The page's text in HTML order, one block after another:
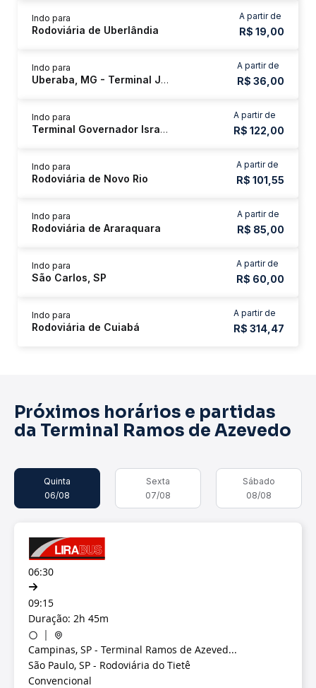
A partir de
R$ 19,00
Indo para
Rodoviária de Uberlândia
A partir de
R$ 36,00
Indo para
Uberaba, MG - Terminal Jurandyr Cordeiro
A partir de
R$ 122,00
Indo para
Terminal Governador Israel Pinheiro - Tergip
A partir de
R$ 101,55
Indo para
Rodoviária de Novo Rio
A partir de
R$ 85,00
Indo para
Rodoviária de Araraquara
A partir de
R$ 60,00
Indo para
São Carlos, SP
A partir de
R$ 314,47
Indo para
Rodoviária de Cuiabá
Próximos horários e partidas
da Terminal Ramos de Azevedo
Quinta
06/08
Sexta
07/08
Sábado
08/08
06:30
09:15
Duração: 2h 45m
Campinas, SP - Terminal Ramos de Azeved...
São Paulo, SP - Rodoviária do Tietê
Convencional